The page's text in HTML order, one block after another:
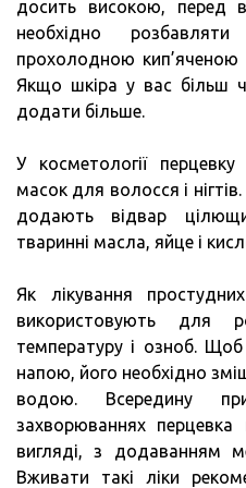
досить високою, перед
необхідно
прохолодною
Якщо шкіра у вас більш
додати більше.
У косметології
масок для волосся і
додають відвар
тваринні масла, яйце і
Як лікування
використовують для
температуру і озноб. Щоб
напою, його необхідно
водою. Всередину
захворюваннях
вигляді, з додаванням
Вживати такі ліки